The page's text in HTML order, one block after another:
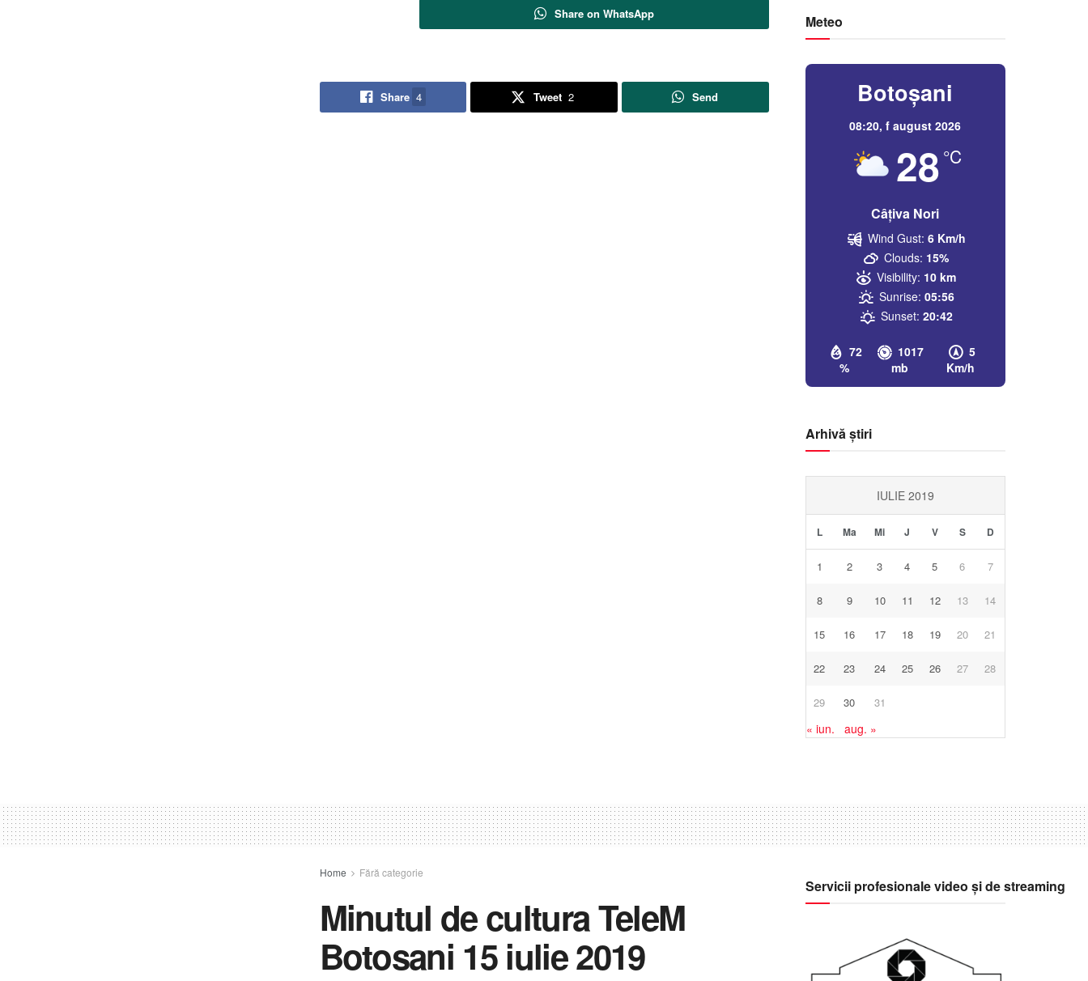
Share on WhatsApp
Share 4 Tweet 2 Send
Meteo
Botoșani
08:20,f august 2026
28 °C
Câțiva Nori
72
%
1017
mb
5
Km/h
Wind Gust: 6 Km/h
Clouds: 15%
Visibility: 10 km
Sunrise: 05:56
Sunset: 20:42
Arhivă știri
IULIE 2019
L Ma Mi J V S D
1 2 3 4 5 6 7
8 9 10 11 12 13 14
15 16 17 18 19 20 21
22 23 24 25 26 27 28
29 30 31
« iun. aug. »
Home Fără categorie
Minutul de cultura TeleM
Botosani 15 iulie 2019
Servicii profesionale video și de streaming